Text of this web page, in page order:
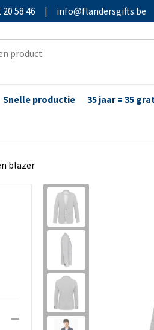
20 58 46 | info@flandersgifts.be
Snelle productie 35 jaar = 35
blazer